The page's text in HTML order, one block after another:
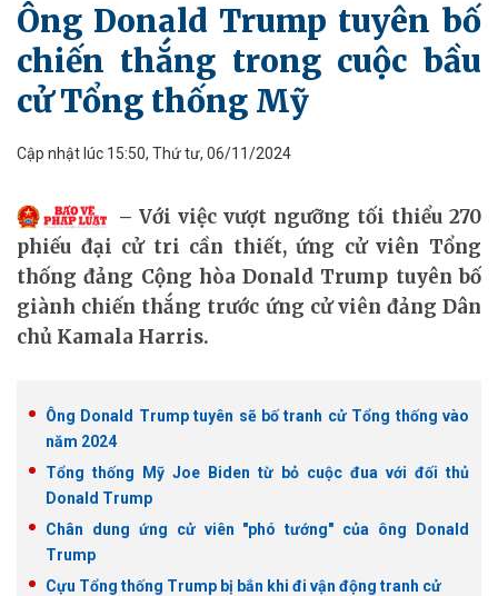
Ông Donald Trump tuyên bố
chiến thắng trong cuộc bầu
cử Tổng thống Mỹ
Cập nhật lúc 15:50, Thứ tư, 06/11/2024
Với việc vượt ngưỡng tối thiểu 270
phiếu đại cử tri cần thiết, ứng cử viên Tổng
thống đảng Cộng hòa Donald Trump tuyên bố
giành chiến thắng trước ứng cử viên đảng Dân
chủ Kamala Harris.
Ông Donald Trump tuyên sẽ bố tranh cử Tổng thống vào
năm 2024
Tổng thống Mỹ Joe Biden từ bỏ cuộc đua với đối thủ
Donald Trump
Chân dung ứng cử viên "phó tướng" của ông Donald
Trump
Cựu Tổng thống Trump bị bắn khi đi vận động tranh cử